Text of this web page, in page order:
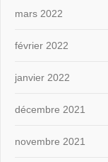
mars 2022
février 2022
janvier 2022
décembre 2021
novembre 2021